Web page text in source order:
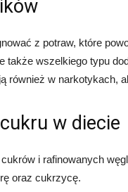
z potraw, które
także wszelkiego typu
również w narkotykach,
w diecie
i rafinowanych
oraz cukrzycę.